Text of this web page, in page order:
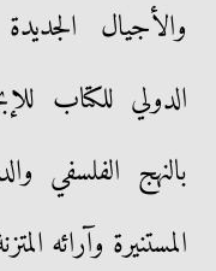
والأجيال
الدولي للكتاب
بالنهج الفلسفي
المستنيرة وآرائه